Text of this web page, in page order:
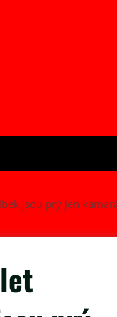
jsou prý jen